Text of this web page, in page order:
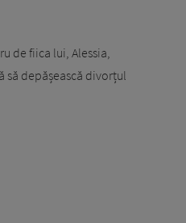
de fiica lui, Alessia,
să depășească divorțul